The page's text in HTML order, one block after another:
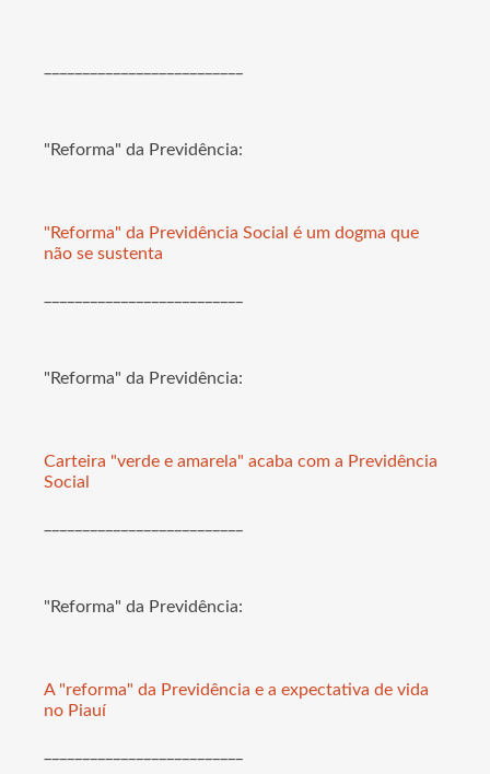
"Reforma" da Previdência:
"Reforma" da Previdência Social é um dogma que
não se sustenta
"Reforma" da Previdência:
Carteira "verde e amarela" acaba com a Previdência
Social
"Reforma" da Previdência:
A "reforma" da Previdência e a expectativa de vida
no Piauí